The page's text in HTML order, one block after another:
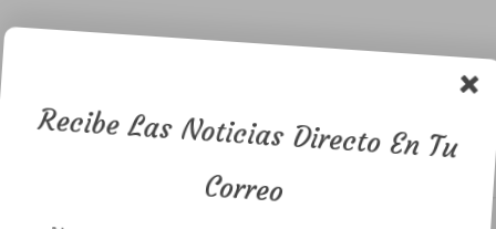
Vegetal ,
gratis.
diciembre 4, 2020
Recibe Las Noticias Directo En Tu
Correo